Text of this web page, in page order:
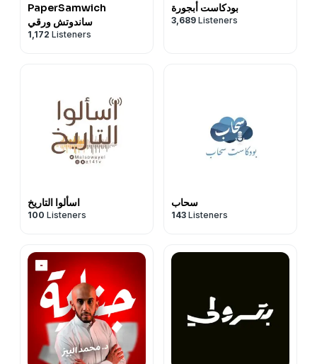
PaperSamwich
ساندوتش ورقي
1,172 Listeners
بودكاست أبجورة
3,689 Listeners
اسألوا التاريخ
100 Listeners
سحاب
143 Listeners